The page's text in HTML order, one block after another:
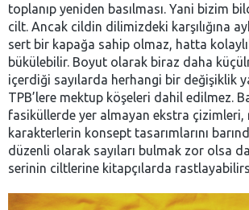
toplanıp yeniden basılması. Yani bizim
cilt. Ancak cildin dilimizdeki karşılığına
sert bir kapağa sahip olmaz, hatta
bükülebilir. Boyut olarak biraz daha
içerdiği sayılarda herhangi bir değişiklik
TPB’lere mektup köşeleri dahil edilmez.
fasiküllerde yer almayan ekstra çizimleri,
karakterlerin konsept tasarımlarını
düzenli olarak sayıları bulmak zor olsa
serinin ciltlerine kitapçılarda